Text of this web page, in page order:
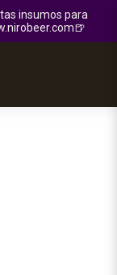
insumos para